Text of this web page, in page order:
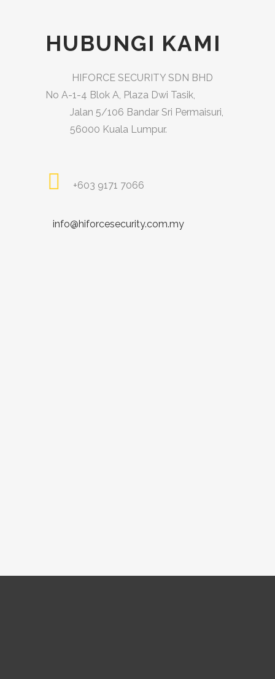
HUBUNGI KAMI
HIFORCE SECURITY SDN BHD
No A-1-4 Blok A, Plaza Dwi Tasik,
Jalan 5/106 Bandar Sri Permaisuri,
56000 Kuala Lumpur.
+603 9171 7066
info@hiforcesecurity.com.my